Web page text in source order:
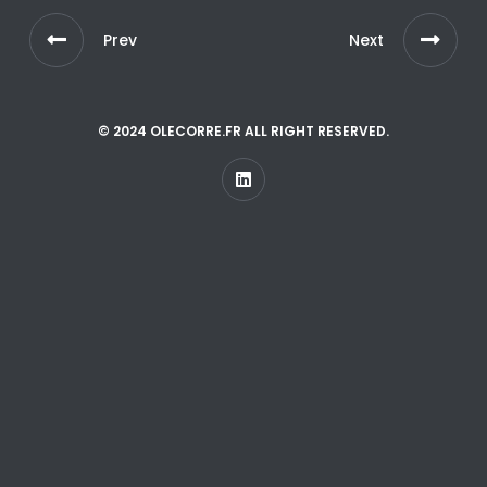
Prev Next
© 2024 OLECORRE.FR ALL RIGHT RESERVED.